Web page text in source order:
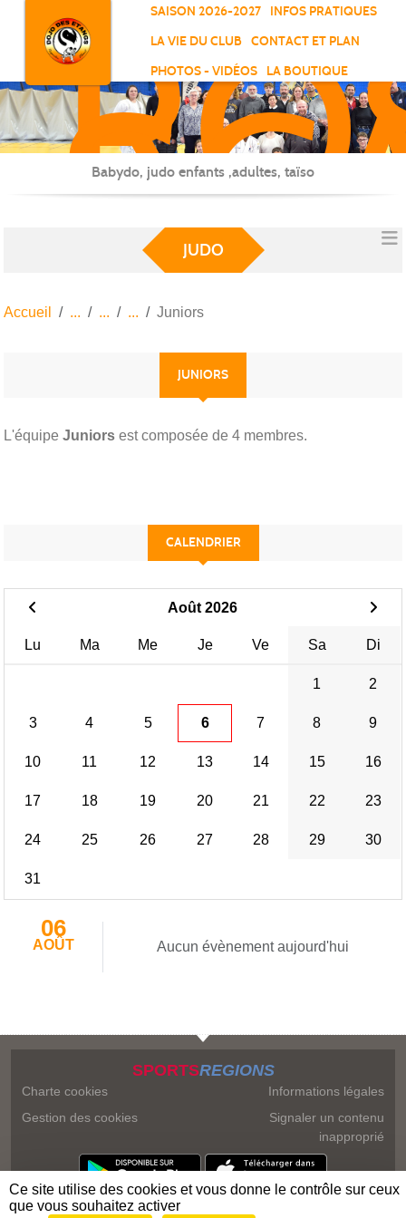
SAISON 2026-2027
INFOS PRATIQUES
LA VIE DU CLUB
CONTACT ET PLAN
PHOTOS - VIDÉOS
LA BOUTIQUE
-
-
Babydo, judo enfants ,adultes, taïso
JUDO
Accueil Juniors
JUNIORS
L'équipe Juniors est composée de 4 membres.
CALENDRIER
Août 2026
Lu Ma Me Je Ve Sa Di
1 2
3 4 5 6 7 8 9
10 11 12 13 14 15 16
17 18 19 20 21 22 23
24 25 26 27 28 29 30
31
06
AOÛT Aucun évènement aujourd'hui
SPORTSREGIONS
Charte cookies
Gestion des cookies
Informations légales
Signaler un contenu
inapproprié
Panneau de gestion des cookies
Ce site utilise des cookies et vous donne le contrôle sur ceux
que vous souhaitez activer